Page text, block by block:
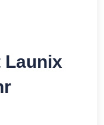
Launix